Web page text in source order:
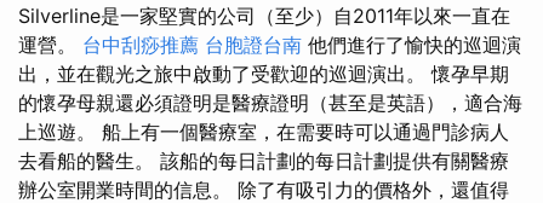
Silverline是一家堅實的公司（至少）自2011年以來一直在
運營。 台中刮痧推薦 台胞證台南 他們進行了愉快的巡迴演
出，並在觀光之旅中啟動了受歡迎的巡迴演出。 懷孕早期
的懷孕母親還必須證明是醫療證明（甚至是英語），適合海
上巡遊。 船上有一個醫療室，在需要時可以通過門診病人
去看船的醫生。 該船的每日計劃的每日計劃提供有關醫療
辦公室開業時間的信息。 除了有吸引力的價格外，還值得